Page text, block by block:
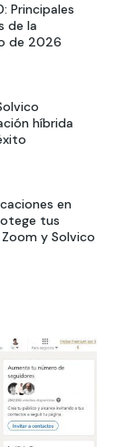
Principales
de la
de 2026
híbrida
en
tus
y Solvico